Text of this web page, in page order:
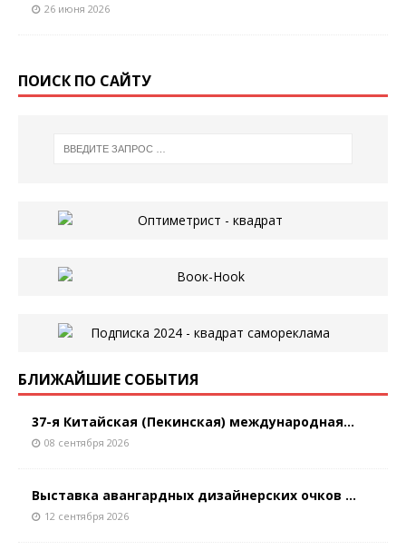
26 июня 2026
ПОИСК ПО САЙТУ
БЛИЖАЙШИЕ СОБЫТИЯ
37-я Китайская (Пекинская) международная...
08 сентября 2026
Выставка авангардных дизайнерских очков ...
12 сентября 2026